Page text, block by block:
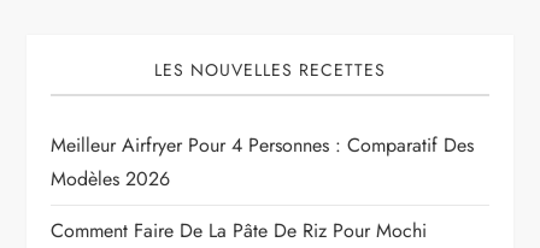
LES NOUVELLES RECETTES
Meilleur Airfryer Pour 4 Personnes : Comparatif Des
Modèles 2026
Comment Faire De La Pâte De Riz Pour Mochi